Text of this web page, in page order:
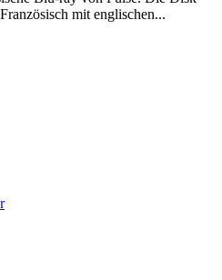
mit englischen...